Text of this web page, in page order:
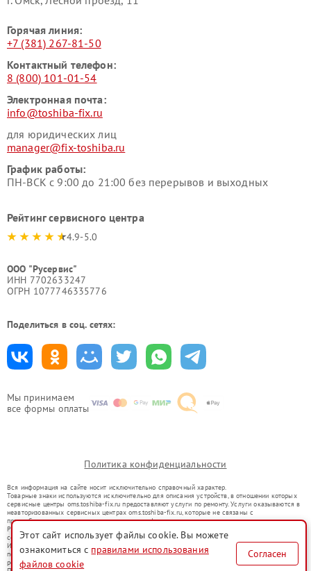
Мы принимаем
все формы оплаты
Горячая линия:
+7 (381) 267-81-50
Контактный телефон:
8 (800) 101-01-54
Электронная почта:
info@toshiba-fix.ru
для юридических лиц
manager@fix-toshiba.ru
График работы:
ПН-ВСК с 9:00 до 21:00 без перерывов и выходных
Рейтинг сервисного центра
4.9-5.0
ООО "Русервис"
ИНН 7702633247
ОГРН 1077746335776
Поделиться в соц. сетях:
Политика конфиденциальности
Вся информация на сайте носит исключительно справочный характер.
Товарные знаки используются исключительно для описания устройств, в отношении которых
сервисные центры oms.toshiba-fix.ru предоставляют услуги по ремонту. Услуги оказываются в
неавторизованных сервисных центрах oms.toshiba-fix.ru, которые не связаны с
правообладателями товарных знаков или их официальными представителями.
Ремонт осуществляется для устройств, уже введенных в гражданский оборот в соответствии
со статьей 1487 ГК РФ.
Использование товарных знаков не преследует цели индивидуализации услуг или введения
потребителей в заблуждение, а служит для информирования о предоставляемых услугах по
ремонту техники указанных брендов.
Этот сайт использует файлы cookie. Вы можете
ознакомиться с правилами использования
файлов cookie
Согласен